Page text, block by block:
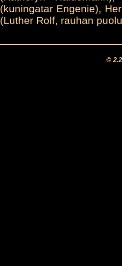
(kuningatar Engenie),
(Luther Rolf, rauhan
©